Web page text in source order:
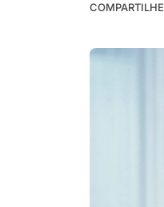
COMPARTILHE